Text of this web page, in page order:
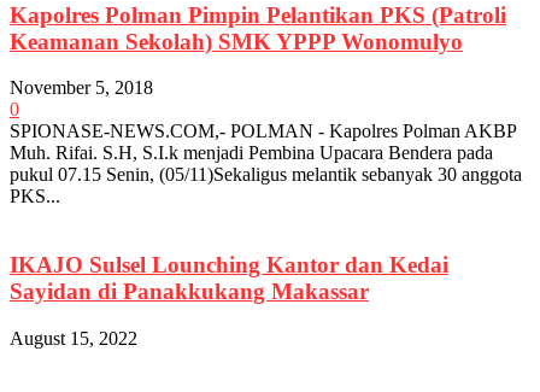
Kapolres Polman Pimpin Pelantikan PKS (Patroli
Keamanan Sekolah) SMK YPPP Wonomulyo
November 5, 2018
0
SPIONASE-NEWS.COM,- POLMAN - Kapolres Polman AKBP
Muh. Rifai. S.H, S.I.k menjadi Pembina Upacara Bendera pada
pukul 07.15 Senin, (05/11)Sekaligus melantik sebanyak 30 anggota
PKS...
IKAJO Sulsel Lounching Kantor dan Kedai
Sayidan di Panakkukang Makassar
August 15, 2022